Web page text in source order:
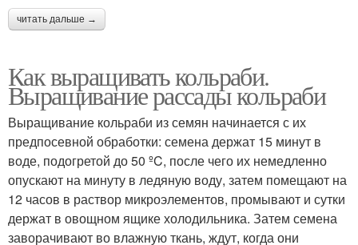
читать дальше →
Как выращивать кольраби.
Выращивание рассады кольраби
Выращивание кольраби из семян начинается с их
предпосевной обработки: семена держат 15 минут в
воде, подогретой до 50 ºC, после чего их немедленно
опускают на минуту в ледяную воду, затем помещают на
12 часов в раствор микроэлементов, промывают и сутки
держат в овощном ящике холодильника. Затем семена
заворачивают во влажную ткань, ждут, когда они